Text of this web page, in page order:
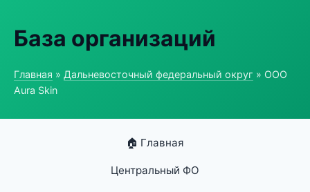
База организаций
Главная » Дальневосточный федеральный округ » ООО
Aura Skin
🏠 Главная
Центральный ФО